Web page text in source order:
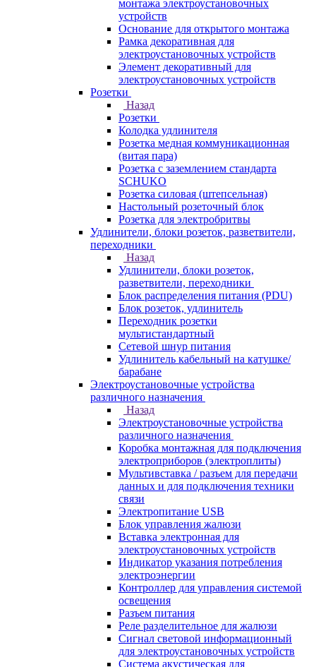
монтажа электроустановочных
устройств
Основание для открытого монтажа
Рамка декоративная для
электроустановочных устройств
Элемент декоративный для
электроустановочных устройств
Розетки
Назад
Розетки
Колодка удлинителя
Розетка медная коммуникационная
(витая пара)
Розетка с заземлением стандарта
SCHUKO
Розетка силовая (штепсельная)
Настольный розеточный блок
Розетка для электробритвы
Удлинители, блоки розеток, разветвители,
переходники
Назад
Удлинители, блоки розеток,
разветвители, переходники
Блок распределения питания (PDU)
Блок розеток, удлинитель
Переходник розетки
мультистандартный
Сетевой шнур питания
Удлинитель кабельный на катушке/
барабане
Электроустановочные устройства
различного назначения
Назад
Электроустановочные устройства
различного назначения
Коробка монтажная для подключения
электроприборов (электроплиты)
Мультивставка / разъем для передачи
данных и для подключения техники
связи
Электропитание USB
Блок управления жалюзи
Вставка электронная для
электроустановочных устройств
Индикатор указания потребления
электроэнергии
Контроллер для управления системой
освещения
Разъем питания
Реле разделительное для жалюзи
Сигнал световой информационный
для электроустановочных устройств
Система акустическая для